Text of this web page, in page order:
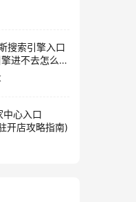
搜索引擎入口
进不去怎么
中心入口
开店攻略指南)